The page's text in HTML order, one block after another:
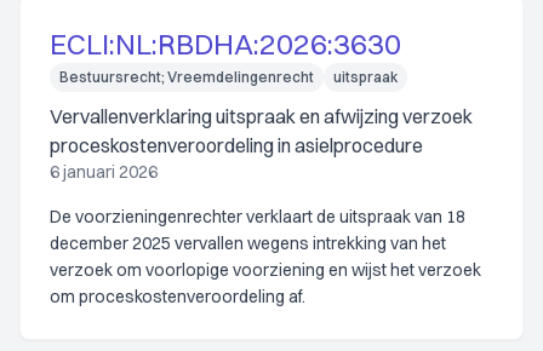
ECLI:NL:RBDHA:2026:3630
Bestuursrecht; Vreemdelingenrecht uitspraak
Vervallenverklaring uitspraak en afwijzing verzoek
proceskostenveroordeling in asielprocedure
6 januari 2026
De voorzieningenrechter verklaart de uitspraak van 18
december 2025 vervallen wegens intrekking van het
verzoek om voorlopige voorziening en wijst het verzoek
om proceskostenveroordeling af.